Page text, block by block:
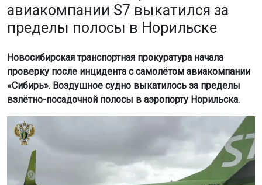
авиакомпании S7 выкатился за
пределы полосы в Норильске
Новосибирская транспортная прокуратура начала
проверку после инцидента с самолётом авиакомпании
«Сибирь». Воздушное судно выкатилось за пределы
взлётно-посадочной полосы в аэропорту Норильска.